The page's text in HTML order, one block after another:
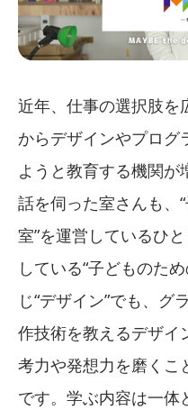
近年、仕事の選択肢を
からデザインやプログ
ようと教育する機関が
話を伺った室さんも、
室”を運営しているひ
している“子どものた
じ“デザイン”でも、グ
作技術を教えるデザイ
考力や発想力を磨くこ
です。学ぶ内容は一体